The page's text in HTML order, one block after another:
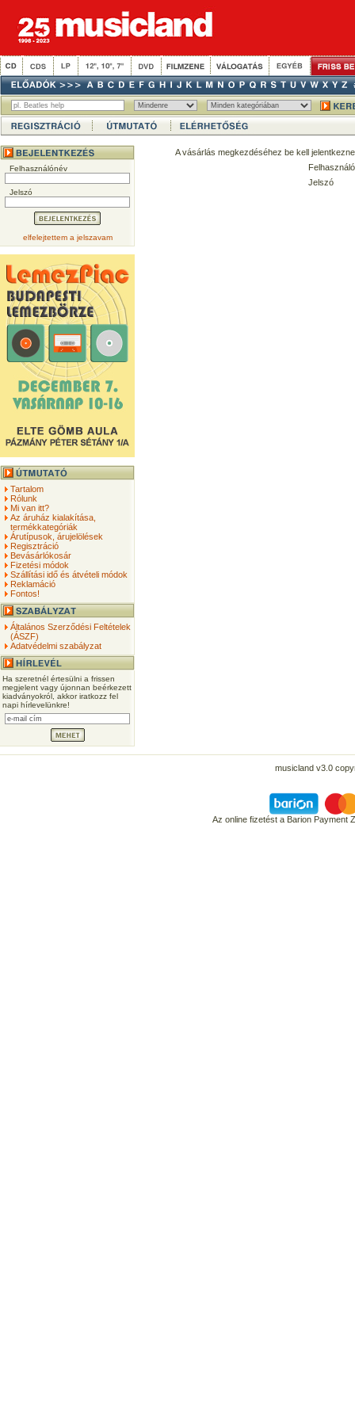
Felhasználónév
Jelszó
elfelejtettem a jelszavam
Tartalom
Rólunk
Mi van itt?
Az áruház kialakítása,
termékkategóriák
Árutípusok, árujelölések
Regisztráció
Bevásárlókosár
Fizetési módok
Szállítási idő és átvételi módok
Reklamáció
Fontos!
Általános Szerződési Feltételek
(ÁSZF)
Adatvédelmi szabályzat
Ha szeretnél értesülni a frissen
megjelent vagy újonnan beérkezett
kiadványokról, akkor iratkozz fel
napi hírlevelünkre!
A vásárlás megkezdéséhez be kell
Jelszó
musicland v3.0
Az online fizetést a Barion Payment